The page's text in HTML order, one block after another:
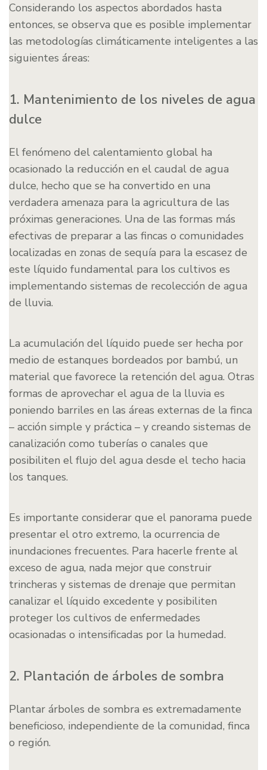
Considerando los aspectos abordados hasta
entonces, se observa que es posible implementar
las metodologías climáticamente inteligentes a las
siguientes áreas:
1. Mantenimiento de los niveles de agua
dulce
El fenómeno del calentamiento global ha
ocasionado la reducción en el caudal de agua
dulce, hecho que se ha convertido en una
verdadera amenaza para la agricultura de las
próximas generaciones. Una de las formas más
efectivas de preparar a las fincas o comunidades
localizadas en zonas de sequía para la escasez de
este líquido fundamental para los cultivos es
implementando sistemas de recolección de agua
de lluvia.
La acumulación del líquido puede ser hecha por
medio de estanques bordeados por bambú, un
material que favorece la retención del agua. Otras
formas de aprovechar el agua de la lluvia es
poniendo barriles en las áreas externas de la finca
– acción simple y práctica – y creando sistemas de
canalización como tuberías o canales que
posibiliten el flujo del agua desde el techo hacia
los tanques.
Es importante considerar que el panorama puede
presentar el otro extremo, la ocurrencia de
inundaciones frecuentes. Para hacerle frente al
exceso de agua, nada mejor que construir
trincheras y sistemas de drenaje que permitan
canalizar el líquido excedente y posibiliten
proteger los cultivos de enfermedades
ocasionadas o intensificadas por la humedad.
2. Plantación de árboles de sombra
Plantar árboles de sombra es extremadamente
beneficioso, independiente de la comunidad, finca
o región.